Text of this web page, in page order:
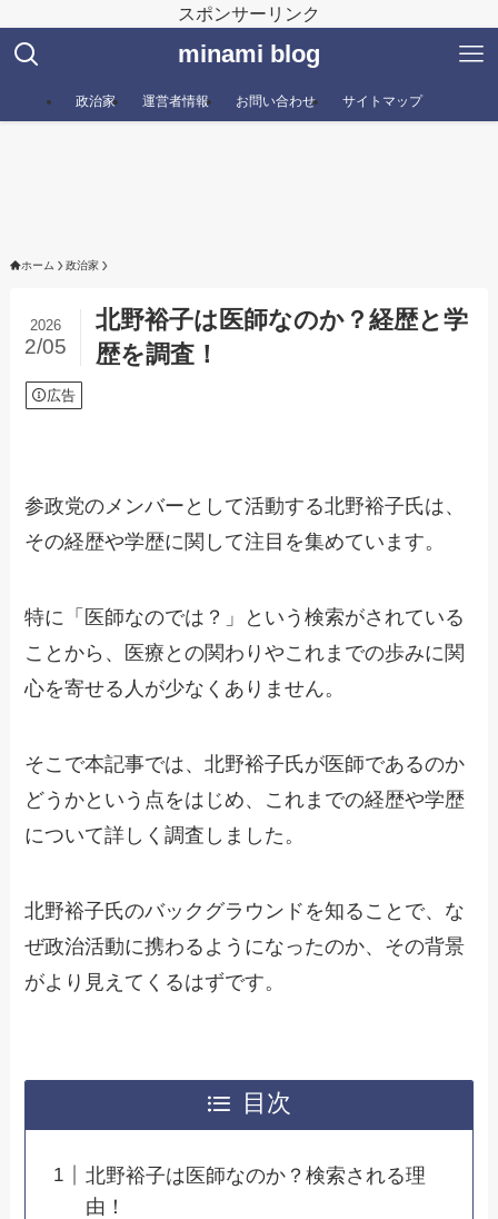
スポンサーリンク
minami blog
政治家 運営者情報 お問い合わせ サイトマップ
ホーム 政治家
北野裕子は医師なのか？経歴と学
歴を調査！
2026
2/05
広告
参政党のメンバーとして活動する北野裕子氏は、
その経歴や学歴に関して注目を集めています。
特に「医師なのでは？」という検索がされている
ことから、医療との関わりやこれまでの歩みに関
心を寄せる人が少なくありません。
そこで本記事では、北野裕子氏が医師であるのか
どうかという点をはじめ、これまでの経歴や学歴
について詳しく調査しました。
北野裕子氏のバックグラウンドを知ることで、な
ぜ政治活動に携わるようになったのか、その背景
がより見えてくるはずです。
目次
北野裕子は医師なのか？検索される理
由！